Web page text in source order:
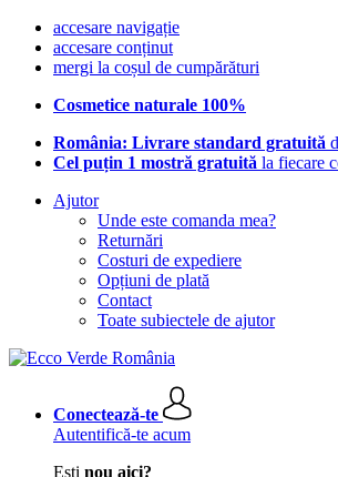
accesare navigație
accesare conținut
mergi la coșul de cumpărături
Cosmetice naturale 100%
România: Livrare standard gratuită
Cel puțin 1 mostră gratuită la fiecare
Ajutor
Unde este comanda mea?
Returnări
Costuri de expediere
Opțiuni de plată
Contact
Toate subiectele de ajutor
Conectează-te
Autentifică-te acum
Ești nou aici?